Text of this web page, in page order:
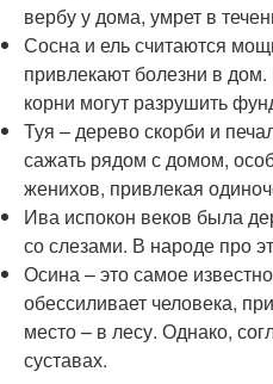
вербу у дома, умрет в
Сосна и ель считаются
привлекают болезни в
корни могут разрушить
Туя – дерево скорби и
сажать рядом с домом,
женихов, привлекая
Ива испокон веков была
со слезами. В народе про
Осина – это самое
обессиливает человека,
место – в лесу. Однако,
суставах.